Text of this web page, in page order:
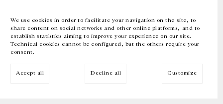
We use cookies in order to facilitate your navigation on the site, to
share content on social networks and other online platforms, and to
establish statistics aiming to improve your experience on our site.
Technical cookies cannot be configured, but the others require your
consent.
Accept all Decline all Customize
EN FR 中文 Facebook Instagram
Inscrivez-vous à notre newsletter